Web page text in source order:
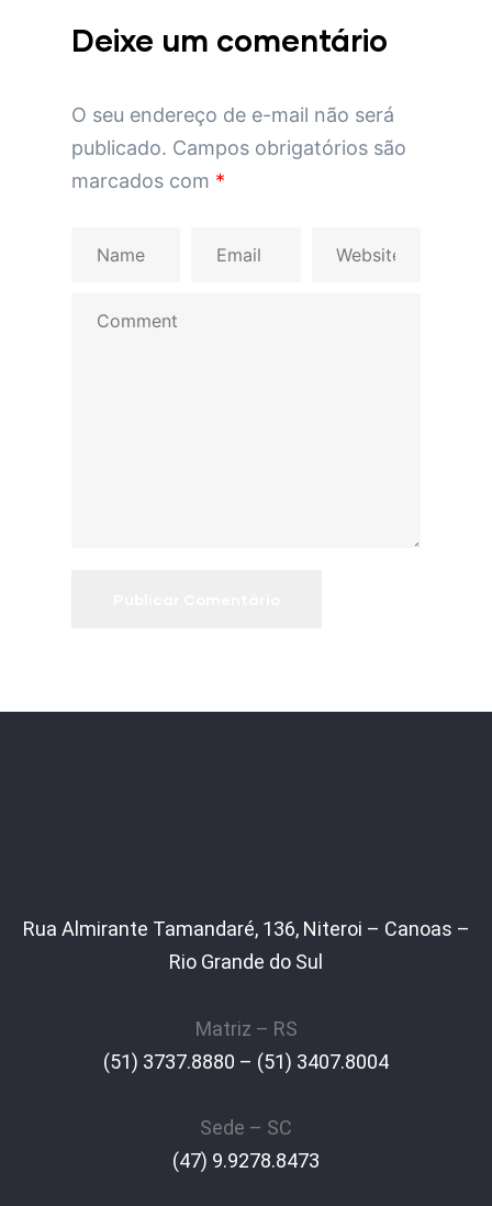
Deixe um comentário
O seu endereço de e-mail não será
publicado. Campos obrigatórios são
marcados com *
Rua Almirante Tamandaré, 136, Niteroi – Canoas –
Rio Grande do Sul
Matriz – RS
(51) 3737.8880 – (51) 3407.8004
Sede – SC
(47) 9.9278.8473